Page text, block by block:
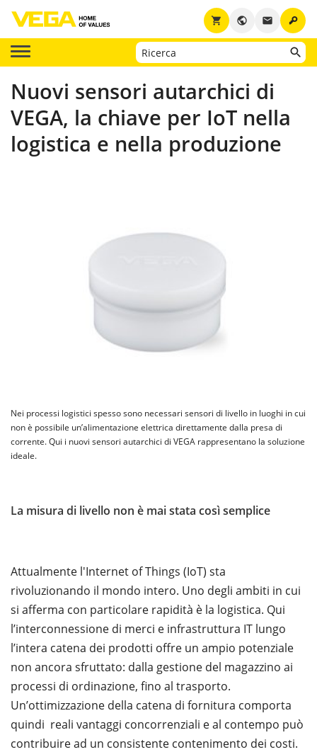
key
email
public
shopping_cart
Nuovi sensori autarchici di
VEGA, la chiave per IoT nella
logistica e nella produzione
Nei processi logistici spesso sono necessari sensori di livello in luoghi in cui
non è possibile un’alimentazione elettrica direttamente dalla presa di
corrente. Qui i nuovi sensori autarchici di VEGA rappresentano la soluzione
ideale.
La misura di livello non è mai stata così semplice
Attualmente l'Internet of Things (IoT) sta
rivoluzionando il mondo intero. Uno degli ambiti in cui
si afferma con particolare rapidità è la logistica. Qui
l’interconnessione di merci e infrastruttura IT lungo
l’intera catena dei prodotti offre un ampio potenziale
non ancora sfruttato: dalla gestione del magazzino ai
processi di ordinazione, fino al trasporto.
Un’ottimizzazione della catena di fornitura comporta
quindi reali vantaggi concorrenziali e al contempo può
contribuire ad un consistente contenimento dei costi.